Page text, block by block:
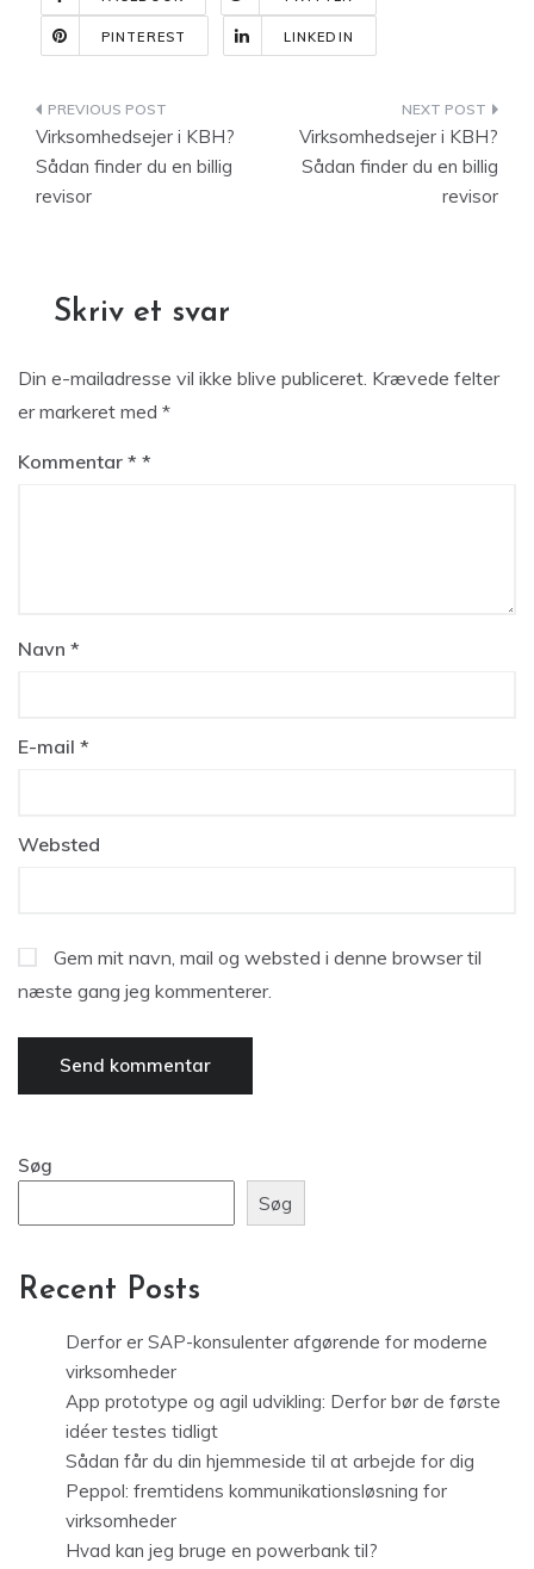
PINTEREST LINKEDIN
Indlægsnavigation
Virksomhedsejer i KBH?
Sådan finder du en billig
revisor
Virksomhedsejer i KBH?
Sådan finder du en billig
revisor
Skriv et svar
Din e-mailadresse vil ikke blive publiceret. Krævede felter
er markeret med *
Kommentar *
Navn *
E-mail *
Websted
Gem mit navn, mail og websted i denne browser til
næste gang jeg kommenterer.
Søg
Søg
Recent Posts
Derfor er SAP-konsulenter afgørende for moderne
virksomheder
App prototype og agil udvikling: Derfor bør de første
idéer testes tidligt
Sådan får du din hjemmeside til at arbejde for dig
Peppol: fremtidens kommunikationsløsning for
virksomheder
Hvad kan jeg bruge en powerbank til?